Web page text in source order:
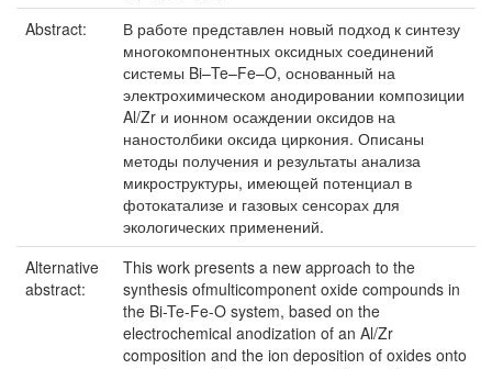
Abstract:
В работе представлен новый подход к синтезу
многокомпонентных оксидных соединений
системы Bi–Te–Fe–O, основанный на
электрохимическом анодировании композиции
Al/Zr и ионном осаждении оксидов на
наностолбики оксида циркония. Описаны
методы получения и результаты анализа
микроструктуры, имеющей потенциал в
фотокатализе и газовых сенсорах для
экологических применений.
Alternative
abstract:
This work presents a new approach to the
synthesis ofmulticomponent oxide compounds in
the Bi-Te-Fe-O system, based on the
electrochemical anodization of an Al/Zr
composition and the ion deposition of oxides onto